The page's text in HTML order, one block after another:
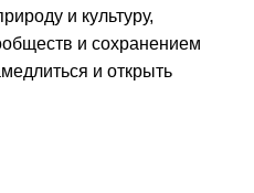
и культуру,
и сохранением
и открыть